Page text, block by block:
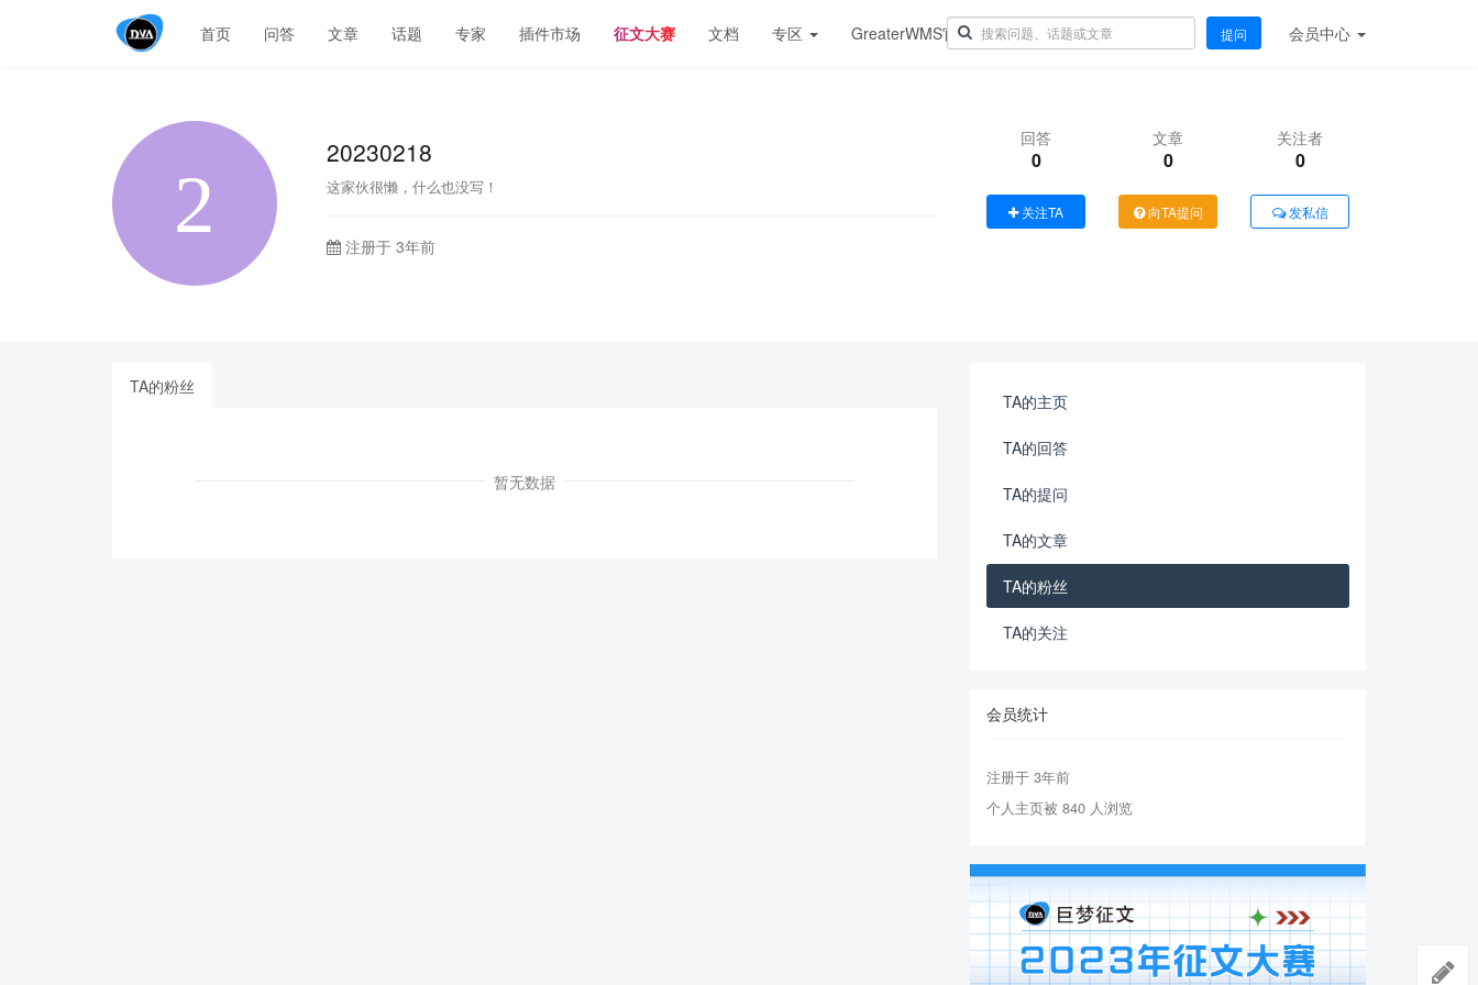
首页 问答 文章 话题 专家 插件市场 征文大赛 文档 专区 GreaterWMS官网 提问 会员中心
20230218
这家伙很懒，什么也没写！
注册于 3年前
回答
0
文章
0
关注者
0
关注TA 向TA提问 发私信
TA的粉丝
暂无数据
TA的主页
TA的回答
TA的提问
TA的文章
TA的粉丝
TA的关注
会员统计
注册于 3年前
个人主页被 840 人浏览